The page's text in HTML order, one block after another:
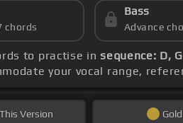
chords
Bass
Advance
to practise insequence: D,
your vocal range,
Version Gold